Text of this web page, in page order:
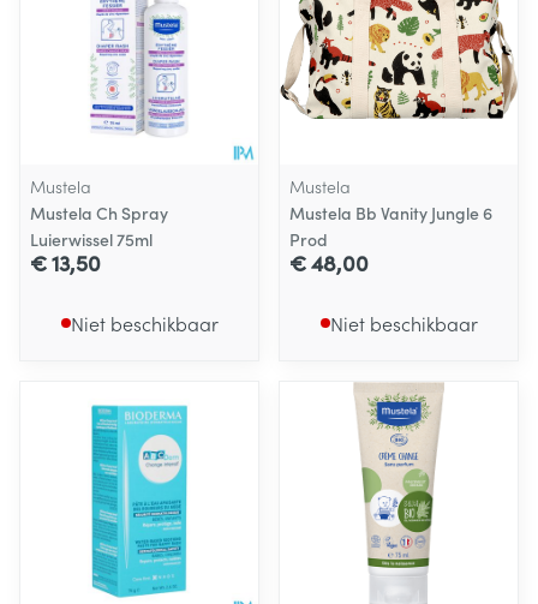
Mustela
Mustela Ch Spray
Luierwissel 75ml
€ 13,50
Niet beschikbaar
Mustela
Mustela Bb Vanity Jungle 6
Prod
€ 48,00
Niet beschikbaar